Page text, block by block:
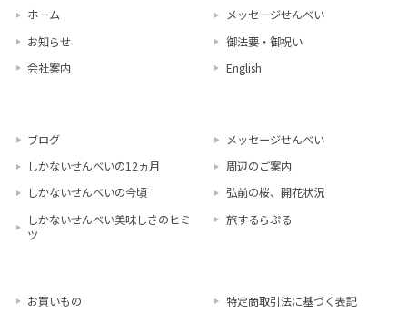
ホーム
お知らせ
会社案内
メッセージせんべい
御法要・御祝い
English
ブログ
しかないせんべいの12ヵ月
しかないせんべいの今頃
しかないせんべい美味しさのヒミ
ツ
メッセージせんべい
周辺のご案内
弘前の桜、開花状況
旅するらぷる
お買いもの
特定商取引法に基づく表記